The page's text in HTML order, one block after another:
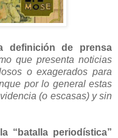
definición de prensa
que presenta noticias
o exagerados para
por lo general estas
(o escasas) y sin
“batalla periodística”